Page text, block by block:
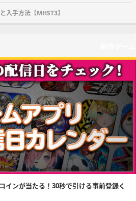
入手方法【MHST3】
インが当たる！30秒で引ける事前登録く